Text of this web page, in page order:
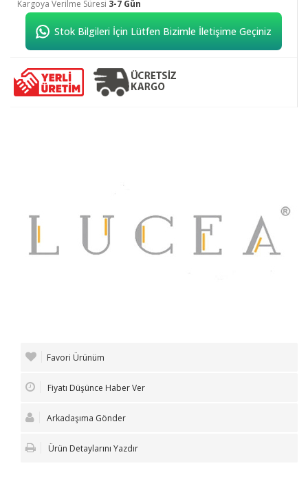
Kargoya Verilme Süresi 3-7 Gün
Stok Bilgileri İçin Lütfen Bizimle İletişime Geçiniz
Favori Ürünüm
Fiyatı Düşünce Haber Ver
Arkadaşıma Gönder
Ürün Detaylarını Yazdır